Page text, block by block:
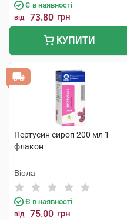
Є в наявності
від 73.80 грн
КУПИТИ
Пертусин сироп 200 мл 1
флакон
Віола
Є в наявності
від 75.00 грн